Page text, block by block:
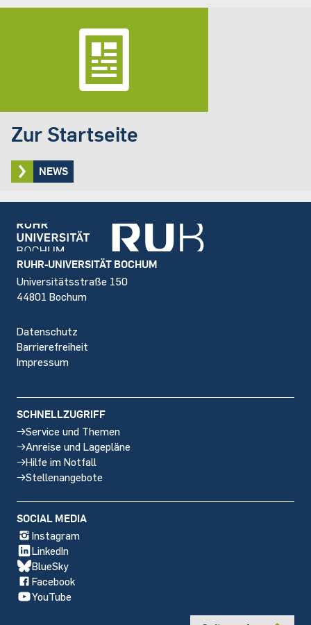
Zur Startseite
NEWS
Footer
RUHR-UNIVERSITÄT BOCHUM
Universitätsstraße 150
44801 Bochum
Datenschutz
Barrierefreiheit
Impressum
SCHNELLZUGRIFF
Service und Themen
Anreise und Lagepläne
Hilfe im Notfall
Stellenangebote
SOCIAL MEDIA
Instagram
LinkedIn
BlueSky
Facebook
YouTube